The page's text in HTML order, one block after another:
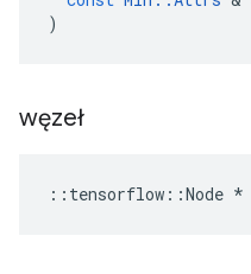
)
węzeł
:: tensorflow ::Node *